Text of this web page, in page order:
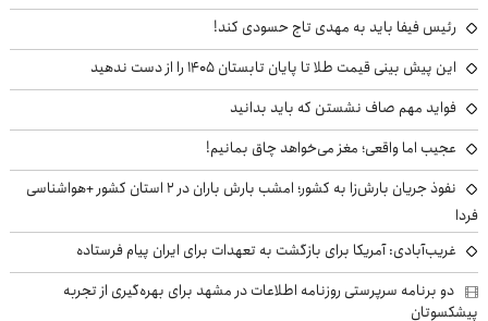
رئیس فیفا باید به مهدی تاج حسودی کند!
این پیش بینی قیمت طلا تا پایان تابستان ۱۴۰۵ را از دست ندهید
فواید مهم صاف نشستن که باید بدانید
عجیب اما واقعی؛ مغز می‌خواهد چاق بمانیم!
نفوذ جریان بارش‌زا به کشور؛ امشب بارش باران در ۲ استان کشور +هواشناسی
فردا
غریب‌آبادی: آمریکا برای بازگشت به تعهدات برای ایران پیام فرستاده
دو برنامه سرپرستی روزنامه اطلاعات در مشهد برای بهره‌گیری از تجربه
پیشکسوتان